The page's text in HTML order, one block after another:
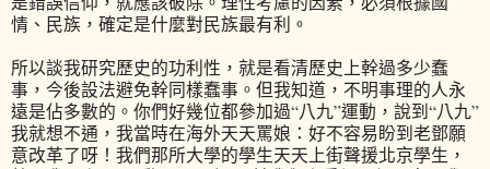
情、民族，確定是什麼對民族最有利。
所以談我研究歷史的功利性，就是看清歷史上幹過多少蠢
事，今後設法避免幹同樣蠢事。但我知道，不明事理的人永
遠是佔多數的。你們好幾位都參加過“八九”運動，說到“八九”
我就想不通，我當時在海外天天罵娘：好不容易盼到老鄧願
意改革了呀！我們那所大學的學生天天上街聲援北京學生，